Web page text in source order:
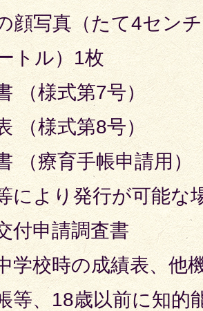
顔写真（たて4セン
トル）1枚
（様式第7号）
（様式第8号）
（療育手帳申請用）
により発行が可能な
付申請調査書
学校時の成績表、他
等、18歳以前に知的